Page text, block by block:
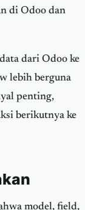
di Odoo dan
dari Odoo ke
lebih berguna
penting,
berikutnya ke
model, field,